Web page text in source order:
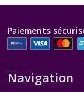
Paiements
Navigation